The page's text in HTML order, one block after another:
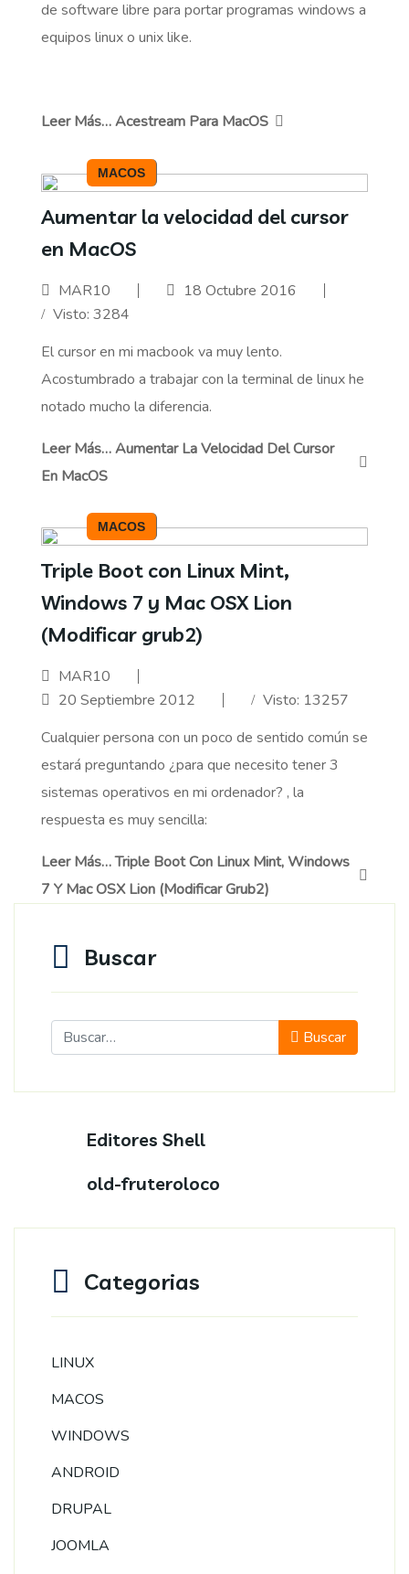
de software libre para portar programas windows a
equipos linux o unix like.
Leer Más… Acestream Para MacOS
Aumentar la velocidad del cursor
en MacOS
MAR10
MACOS
18 Octubre 2016
Visto: 3284
El cursor en mi macbook va muy lento.
Acostumbrado a trabajar con la terminal de linux he
notado mucho la diferencia.
Leer Más… Aumentar La Velocidad Del Cursor
En MacOS
Triple Boot con Linux Mint,
Windows 7 y Mac OSX Lion
(Modificar grub2)
MAR10
MACOS
20 Septiembre 2012
Visto: 13257
Cualquier persona con un poco de sentido común se
estará preguntando ¿para que necesito tener 3
sistemas operativos en mi ordenador? , la
respuesta es muy sencilla:
Leer Más… Triple Boot Con Linux Mint, Windows
7 Y Mac OSX Lion (Modificar Grub2)
Buscar
Buscar Buscar
Editores Shell
old-fruteroloco
Categorias
LINUX
MACOS
WINDOWS
ANDROID
DRUPAL
JOOMLA